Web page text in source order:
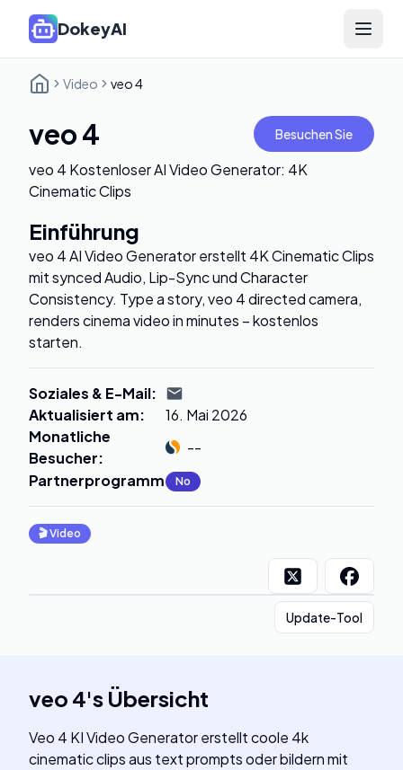
DokeyAI Open
Video veo 4
veo 4 Besuchen Sie
veo 4 Kostenloser AI Video Generator: 4K
Cinematic Clips
Einführung
veo 4 AI Video Generator erstellt 4K Cinematic Clips
mit synced Audio, Lip-Sync und Character
Consistency. Type a story, veo 4 directed camera,
renders cinema video in minutes – kostenlos
starten.
Soziales & E-Mail:
Aktualisiert am:
16. Mai 2026
Monatliche
Besucher:
--
Partnerprogramm: No
🎬Video
Update-Tool
veo 4's Übersicht
Veo 4 KI Video Generator erstellt coole 4k
cinematic clips aus text prompts oder bildern mit